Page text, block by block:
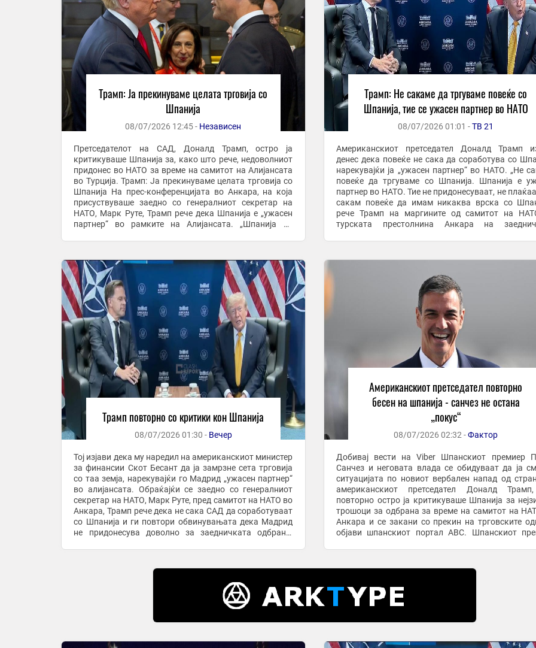
Трамп: Ја прекинуваме целата трговија со
Шпанија
08/07/2026 12:45 - Независен
Претседателот на САД, Доналд Трамп, остро ја
критикуваше Шпанија за, како што рече, недоволниот
придонес во НАТО за време на самитот на Алијансата
во Турција. Трамп: Ја прекинуваме целата трговија со
Шпанија На прес-конференцијата во Анкара, на која
присуствуваше заедно со генералниот секретар на
НАТО, Марк Руте, Трамп рече дека Шпанија е „ужасен
партнер“ во рамките на Алијансата. „Шпанија не
Трамп: Не сакаме да тргуваме повеќе со
Шпанија, тие се ужасен партнер во НАТО
08/07/2026 01:01 -ТВ 21
Американскиот претседател Доналд Трамп
денес дека повеќе не сака да соработува со
нарекувајќи ја „ужасен партнер“ во НАТО. „Не
повеќе да тргуваме со Шпанија. Шпанија е
партнер во НАТО. Тие не придонесуваат, не
сакам повеќе да имам никаква врска со
рече Трамп на маргините од самитот на
турската престолнина Анкара на
Трамп повторно со критики кон Шпанија
08/07/2026 01:30 - Вечер
Тој изјави дека му наредил на американскиот министер
за финансии Скот Бесант да ја замрзне сета трговија
со таа земја, нарекувајќи го Мадрид „ужасен партнер“
во алијансата. Обраќајќи се заедно со генералниот
секретар на НАТО, Марк Руте, пред самитот на НАТО во
Анкара, Трамп рече дека не сака САД да соработуваат
со Шпанија и ги повтори обвинувањата дека Мадрид
не придонесува доволно за заедничката одбрана,
Американскиот претседател повторно
бесен на шпанија - санчез не остана
„покус“
08/07/2026 02:32 -Фактор
Добивај вести на Viber Шпанскиот премиер Педро
Санчез и неговата влада се обидуваат да ја
ситуацијата по новиот вербален напад од
американскиот претседател Доналд
повторно остро ја критикуваше Шпанија за
трошоци за одбрана за време на самитот на
Анкара и се закани со прекин на трговските
објави шпанскиот портал ABC. Шпанскиот